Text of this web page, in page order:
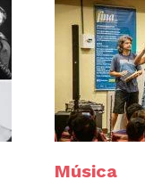
Música